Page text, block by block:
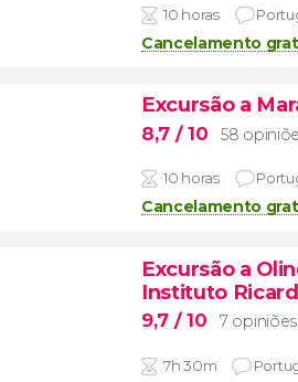
10 horas
Cancelamento
Excursão a
8,7 / 10 58
10 horas
Cancelamento
Excursão a
Instituto
9,7 / 10 7 opiniões
7h 30m